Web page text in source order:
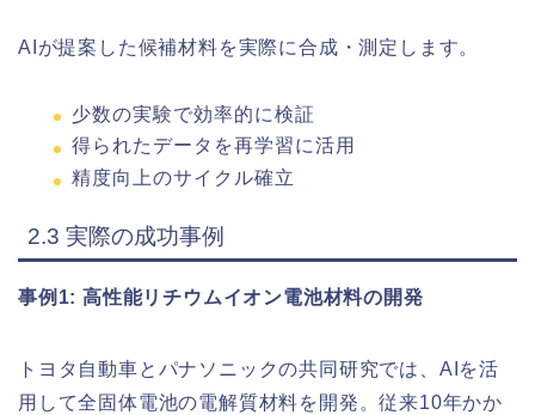
AIが提案した候補材料を実際に合成・測定します。
少数の実験で効率的に検証
得られたデータを再学習に活用
精度向上のサイクル確立
2.3 実際の成功事例
事例1: 高性能リチウムイオン電池材料の開発
トヨタ自動車とパナソニックの共同研究では、AIを活
用して全固体電池の電解質材料を開発。従来10年かか